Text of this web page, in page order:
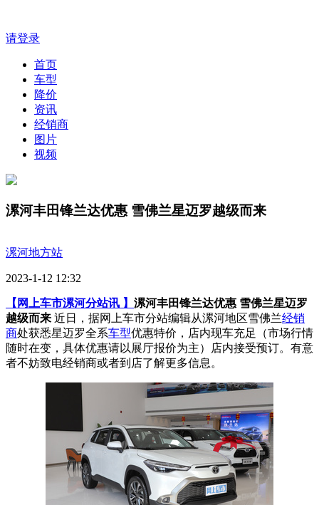
请登录
首页
车型
降价
资讯
经销商
图片
视频
漯河丰田锋兰达优惠 雪佛兰星迈罗越级而来
漯河地方站
2023-1-12 12:32
【网上车市漯河分站讯 】 漯河丰田锋兰达优惠 雪佛兰星迈罗
越级而来 近日，据网上车市分站编辑从漯河地区雪佛兰经销
商处获悉星迈罗全系车型优惠特价，店内现车充足（市场行情
随时在变，具体优惠请以展厅报价为主）店内接受预订。有意
者不妨致电经销商或者到店了解更多信息。